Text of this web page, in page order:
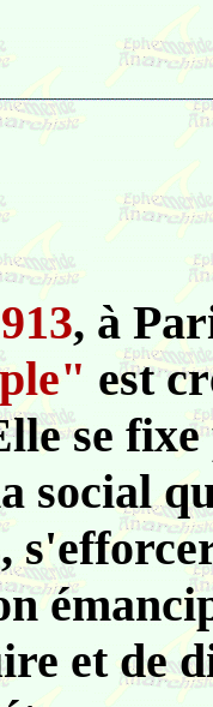
, à
est
se
social
et de